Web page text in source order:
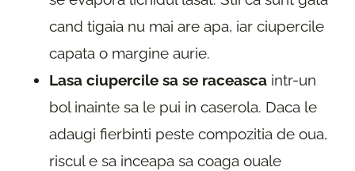
cand tigaia nu mai are apa, iar ciupercile
capata o margine aurie.
Lasa ciupercile sa se raceasca intr-un
bol inainte sa le pui in caserola. Daca le
adaugi fierbinti peste compozitia de oua,
riscul e sa inceapa sa coaga ouale